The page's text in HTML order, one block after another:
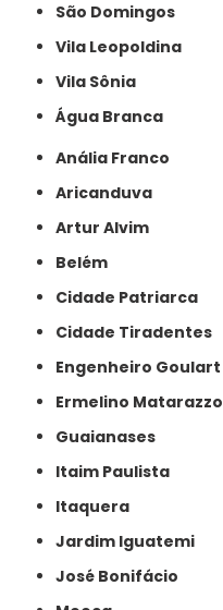
São Domingos
Vila Leopoldina
Vila Sônia
Água Branca
Anália Franco
Aricanduva
Artur Alvim
Belém
Cidade Patriarca
Cidade Tiradentes
Engenheiro Goulart
Ermelino Matarazzo
Guaianases
Itaim Paulista
Itaquera
Jardim Iguatemi
José Bonifácio